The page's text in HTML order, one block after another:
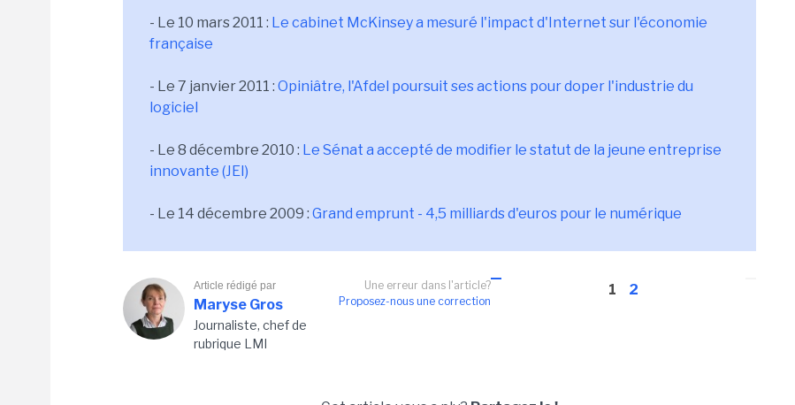
- Le 10 mars 2011 : Le cabinet McKinsey a mesuré l'impact d'Internet sur l'économie
française
- Le 7 janvier 2011 : Opiniâtre, l'Afdel poursuit ses actions pour doper l'industrie du
logiciel
- Le 8 décembre 2010 : Le Sénat a accepté de modifier le statut de la jeune entreprise
innovante (JEI)
- Le 14 décembre 2009 : Grand emprunt - 4,5 milliards d'euros pour le numérique
1 2
Une erreur dans l'article?
Proposez-nous une correction
Article rédigé par
Maryse Gros
Journaliste, chef de
rubrique LMI